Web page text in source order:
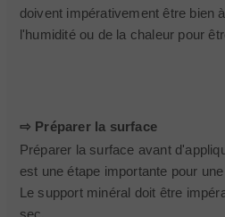
doivent impérativement être bien
l'humidité ou de la chaleur pour
⇨ Préparer la surface
Préparer la surface avant
est une étape importante pour
Le support minéral doit être
sec.